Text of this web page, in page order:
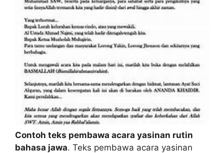
Contoh teks pembawa acara yasinan rutin
bahasa jawa. Teks pembawa acara yasinan